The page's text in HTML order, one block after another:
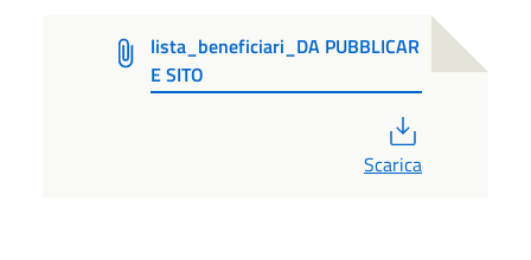
lista_beneficiari_DA PUBBLICAR
E SITO
Scarica